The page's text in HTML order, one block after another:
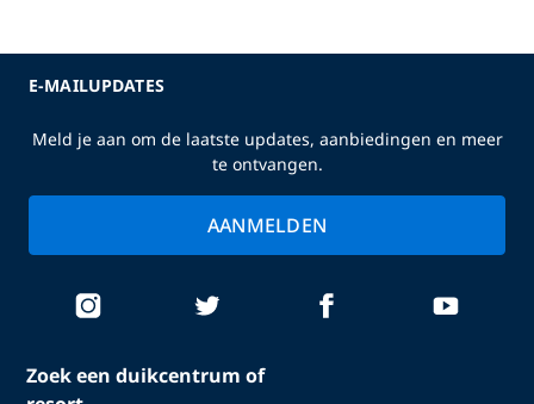
Zoek een duikcentrum of
E-MAILUPDATES
Meld je aan om de laatste updates, aanbiedingen en meer
te ontvangen.
AANMELDEN